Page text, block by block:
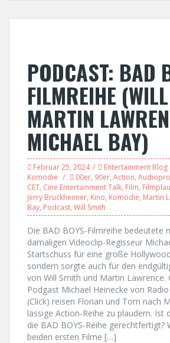
PODCAST: BAD
FILMREIHE
MARTIN
MICHAEL BAY)
Februar 25, 2024 Entertainment Blog
Komödie
00er, 90er, Action,
CET, Cine Entertainment Talk, Film,
Jerry Bruckheimer, Kino, Komödie, Martin
Bay, Podcast, Will Smith
Die BAD BOYS-Filmreihe bedeutete
damaligen Videoclip-Regisseur
Startschuss für eine große
sondern sorgte auch für den
von Will Smith und Martin Lawrence.
Podgast Michael Heinecke von
(Click) reisen Florian und Tom nach
lässige Action-Reihe zu plaudern. Ist
die BAD BOYS-Reihe gerechtfertigt?
beiden ersten Filme […]